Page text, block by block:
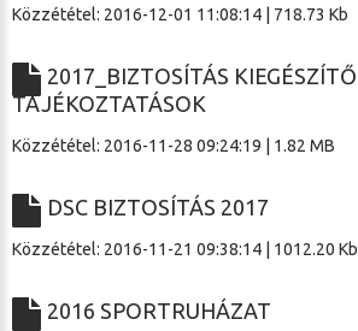
Közzététel: 2016-12-01 11:08:14 | 718.73 Kb
2017_BIZTOSÍTÁS KIEGÉSZÍTŐ
TÁJÉKOZTATÁSOK
Közzététel: 2016-11-28 09:24:19 | 1.82 MB
DSC BIZTOSÍTÁS 2017
Közzététel: 2016-11-21 09:38:14 | 1012.20 Kb
2016 SPORTRUHÁZAT